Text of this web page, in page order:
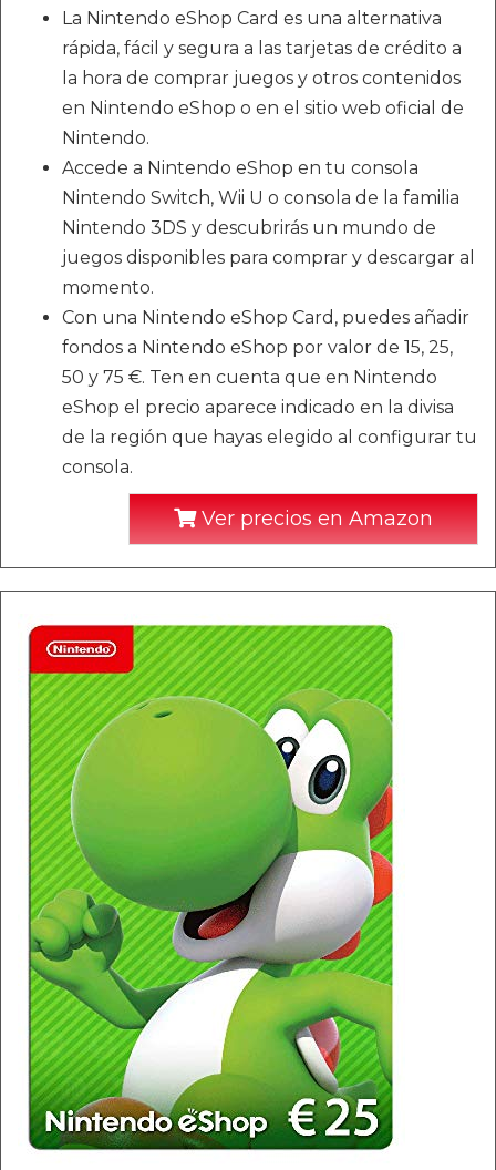
La Nintendo eShop Card es una alternativa
rápida, fácil y segura a las tarjetas de crédito a
la hora de comprar juegos y otros contenidos
en Nintendo eShop o en el sitio web oficial de
Nintendo.
Accede a Nintendo eShop en tu consola
Nintendo Switch, Wii U o consola de la familia
Nintendo 3DS y descubrirás un mundo de
juegos disponibles para comprar y descargar al
momento.
Con una Nintendo eShop Card, puedes añadir
fondos a Nintendo eShop por valor de 15, 25,
50 y 75 €. Ten en cuenta que en Nintendo
eShop el precio aparece indicado en la divisa
de la región que hayas elegido al configurar tu
consola.
Ver precios en Amazon